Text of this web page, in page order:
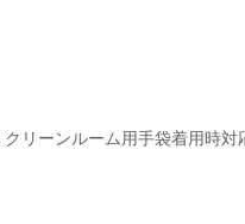
クリーンルーム用手袋着用時対